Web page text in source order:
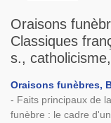
Oraisons
Classiques
s.,
Oraisons funèbres,
- Faits principaux de
funèbre : le cadre